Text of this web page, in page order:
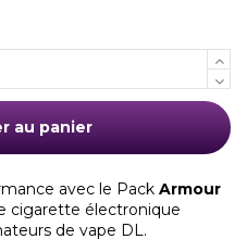
au panier
avec le Pack Armour
cigarette électronique
de vape DL.